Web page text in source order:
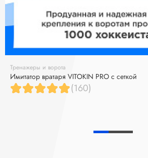
Тренажеры и ворота
Имитатор вратаря VITOKIN PRO с сеткой
(160)